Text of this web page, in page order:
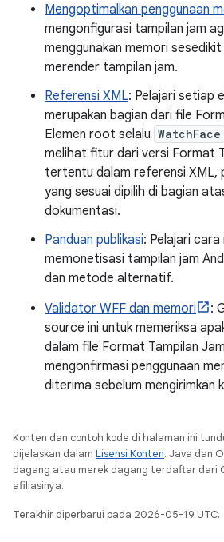
Mengoptimalkan penggunaan
mengonfigurasi tampilan jam
menggunakan memori
merender tampilan jam.
Referensi XML: Pelajari setiap
merupakan bagian dari file
Elemen root selalu WatchFace
melihat fitur dari versi Format
tertentu dalam referensi XML,
yang sesuai dipilih di bagian
dokumentasi.
Panduan publikasi: Pelajari cara
memonetisasi tampilan jam
dan metode alternatif.
Validator WFF dan memori
:
source ini untuk memeriksa
dalam file Format Tampilan
mengonfirmasi penggunaan
diterima sebelum mengirimkan
Konten dan contoh kode di halaman ini
dijelaskan dalam Lisensi Konten. Java dan
dagang atau merek dagang terdaftar dari
afiliasinya.
Terakhir diperbarui pada 2026-05-19 UTC.